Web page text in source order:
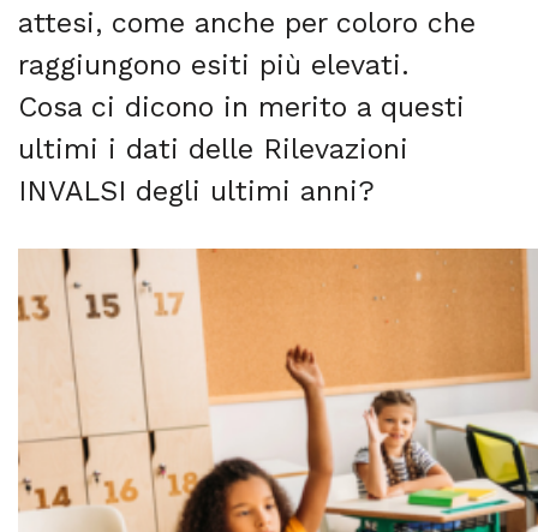
attesi, come anche per coloro che
raggiungono esiti più elevati.
Cosa ci dicono in merito a questi
ultimi i dati delle Rilevazioni
INVALSI degli ultimi anni?